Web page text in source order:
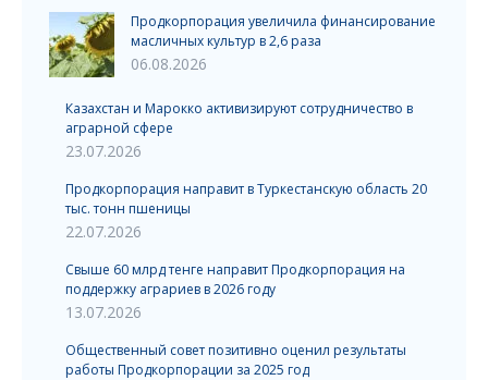
Продкорпорация увеличила финансирование
масличных культур в 2,6 раза
06.08.2026
Казахстан и Марокко активизируют сотрудничество в
аграрной сфере
23.07.2026
Продкорпорация направит в Туркестанскую область 20
тыс. тонн пшеницы
22.07.2026
Свыше 60 млрд тенге направит Продкорпорация на
поддержку аграриев в 2026 году
13.07.2026
Общественный совет позитивно оценил результаты
работы Продкорпорации за 2025 год